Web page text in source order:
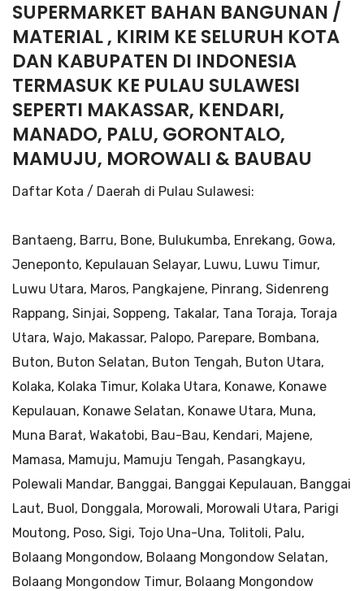
SUPERMARKET BAHAN BANGUNAN /
MATERIAL , KIRIM KE SELURUH KOTA
DAN KABUPATEN DI INDONESIA
TERMASUK KE PULAU SULAWESI
SEPERTI MAKASSAR, KENDARI,
MANADO, PALU, GORONTALO,
MAMUJU, MOROWALI & BAUBAU
Daftar Kota / Daerah di Pulau Sulawesi:
Bantaeng, Barru, Bone, Bulukumba, Enrekang, Gowa,
Jeneponto, Kepulauan Selayar, Luwu, Luwu Timur,
Luwu Utara, Maros, Pangkajene, Pinrang, Sidenreng
Rappang, Sinjai, Soppeng, Takalar, Tana Toraja, Toraja
Utara, Wajo, Makassar, Palopo, Parepare, Bombana,
Buton, Buton Selatan, Buton Tengah, Buton Utara,
Kolaka, Kolaka Timur, Kolaka Utara, Konawe, Konawe
Kepulauan, Konawe Selatan, Konawe Utara, Muna,
Muna Barat, Wakatobi, Bau-Bau, Kendari, Majene,
Mamasa, Mamuju, Mamuju Tengah, Pasangkayu,
Polewali Mandar, Banggai, Banggai Kepulauan, Banggai
Laut, Buol, Donggala, Morowali, Morowali Utara, Parigi
Moutong, Poso, Sigi, Tojo Una-Una, Tolitoli, Palu,
Bolaang Mongondow, Bolaang Mongondow Selatan,
Bolaang Mongondow Timur, Bolaang Mongondow